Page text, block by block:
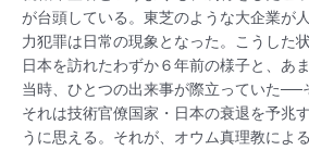
が台頭している。東芝のような大企業が
力犯罪は日常の現象となった。こうした
日本を訪れたわずか６年前の様子と、あ
当時、ひとつの出来事が際立っていた──
それは技術官僚国家・日本の衰退を予兆
うに思える。それが、オウム真理教によ